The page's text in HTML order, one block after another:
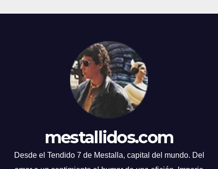
mestallidos.com
Desde el Tendido 7 de Mestalla, capital del mundo. Del